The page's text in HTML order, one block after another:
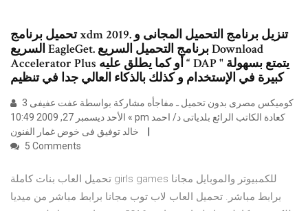
تحميل برنامج xdm 2019. تنزيل برنامج التحميل المجانى و
السريع EagleGet. برنامج التحميل السريع Download
Accelerator Plus أو كما يطلق عليه “ DAP " يتمتع بسهولة
كبيرة في الإستخدام و كذلك بالذكاء العالي جدا في تنظيم
» الأحد ديسمبر 27, 2009 10:49 pm كعادة الكاتب الرائع بلدياتى د/ احمد
5 Comments
تحميل العاب بنات كاملة girls games للكمبيوتر والموبايل مجانا
برابط مباشر. تحميل العاب لاب توب مجانا برابط مباشر من ميديا